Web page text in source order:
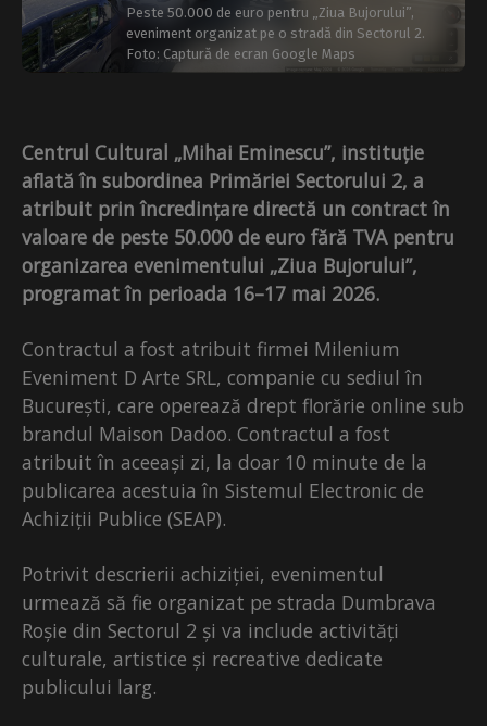
Peste 50.000 de euro pentru „Ziua Bujorului”,
eveniment organizat pe o stradă din Sectorul 2.
Foto: Captură de ecran Google Maps
Centrul Cultural „Mihai Eminescu”, instituție
aflată în subordinea Primăriei Sectorului 2, a
atribuit prin încredințare directă un contract în
valoare de peste 50.000 de euro fără TVA pentru
organizarea evenimentului „Ziua Bujorului”,
programat în perioada 16–17 mai 2026.
Contractul a fost atribuit firmei Milenium
Eveniment D Arte SRL, companie cu sediul în
București, care operează drept florărie online sub
brandul Maison Dadoo. Contractul a fost
atribuit în aceeași zi, la doar 10 minute de la
publicarea acestuia în Sistemul Electronic de
Achiziții Publice (SEAP).
Potrivit descrierii achiziției, evenimentul
urmează să fie organizat pe strada Dumbrava
Roșie din Sectorul 2 și va include activități
culturale, artistice și recreative dedicate
publicului larg.